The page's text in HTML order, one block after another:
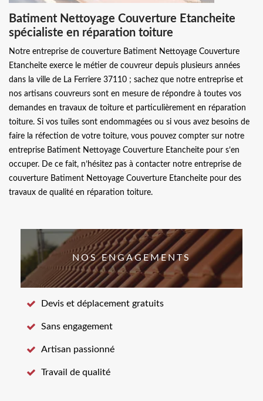
Batiment Nettoyage Couverture Etancheite
spécialiste en réparation toiture
Notre entreprise de couverture Batiment Nettoyage Couverture
Etancheite exerce le métier de couvreur depuis plusieurs années
dans la ville de La Ferriere 37110 ; sachez que notre entreprise et
nos artisans couvreurs sont en mesure de répondre à toutes vos
demandes en travaux de toiture et particulièrement en réparation
toiture. Si vos tuiles sont endommagées ou si vous avez besoins de
faire la réfection de votre toiture, vous pouvez compter sur notre
entreprise Batiment Nettoyage Couverture Etancheite pour s’en
occuper. De ce fait, n’hésitez pas à contacter notre entreprise de
couverture Batiment Nettoyage Couverture Etancheite pour des
travaux de qualité en réparation toiture.
NOS ENGAGEMENTS
Devis et déplacement gratuits
Sans engagement
Artisan passionné
Travail de qualité